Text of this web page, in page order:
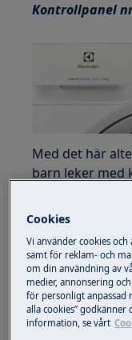
Kontrollpanel
Med det här
barn leker med
nereSilent-
tänds/släcks på
Cookies
Vi använder cookies
samt för reklam- och
om din användning av
medier, annonsering
för personligt anpassad
alla cookies”
information, se vårt